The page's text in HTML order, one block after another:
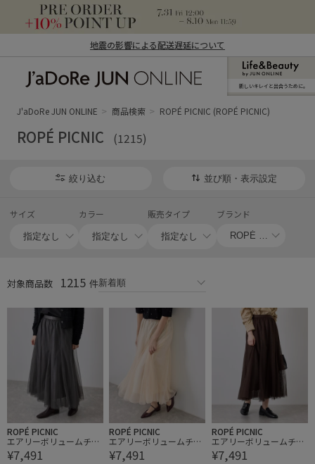
地震の影響による配送遅延について
ン オンライン）
新しいキレイと出合うために。
J'aDoRe JUN ONLINE 商品検索 ROPÉ PICNIC (ROPÉ PICNIC)
ROPÉ PICNIC (1215)
絞り込む 並び順・表示設定
サイズ カラー 販売タイプ ブランド
対象商品数 1215 件
ROPÉ PICNIC
エアリーボリュームチュ
ールスカート
¥7,491
ROPÉ PICNIC
エアリーボリュームチュ
ールスカート
¥7,491
ROPÉ PICNIC
エアリーボリュームチュ
ールスカート
¥7,491